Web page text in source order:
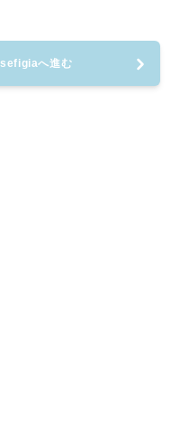
へ進む